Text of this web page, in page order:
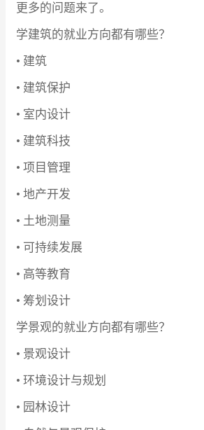
更多的问题来了。
学建筑的就业方向都有哪些？
• 建筑
• 建筑保护
• 室内设计
• 建筑科技
• 项目管理
• 地产开发
• 土地测量
• 可持续发展
• 高等教育
• 筹划设计
学景观的就业方向都有哪些？
• 景观设计
• 环境设计与规划
• 园林设计